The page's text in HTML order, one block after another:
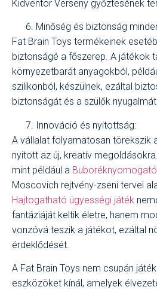
Kidventor Verseny győztesének
Minőség és biztonság
Fat Brain Toys termékeinek
biztonságé a főszerep. A játékok
környezetbarát anyagokból,
szilikonból, készülnek, ezáltal
biztonságát és a szülők
Innováció és nyitottság:
A vállalat folyamatosan törekszik
nyitott az új, kreatív
mint például a
Moscovich rejtvény-zseni tervei
Hajtogatható ügyességi játék
fantáziáját keltik életre, hanem
vonzóvá teszik a játékot, ezáltal
érdeklődését.
A Fat Brain Toys nem csupán
eszközöket kínál, amelyek